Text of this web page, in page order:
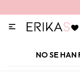

NO SE HAN